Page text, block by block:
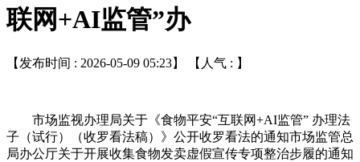
联网+AI监管”办
【发布时间 : 2026-05-09 05:23】 【人气 : 】
市场监视办理局关于《食物平安“互联网+AI监管” 办理法
子（试行）（收罗看法稿）》公开收罗看法的通知市场监管总
局办公厅关于开展收集食物发卖虚假宣传专项整治步履的通知